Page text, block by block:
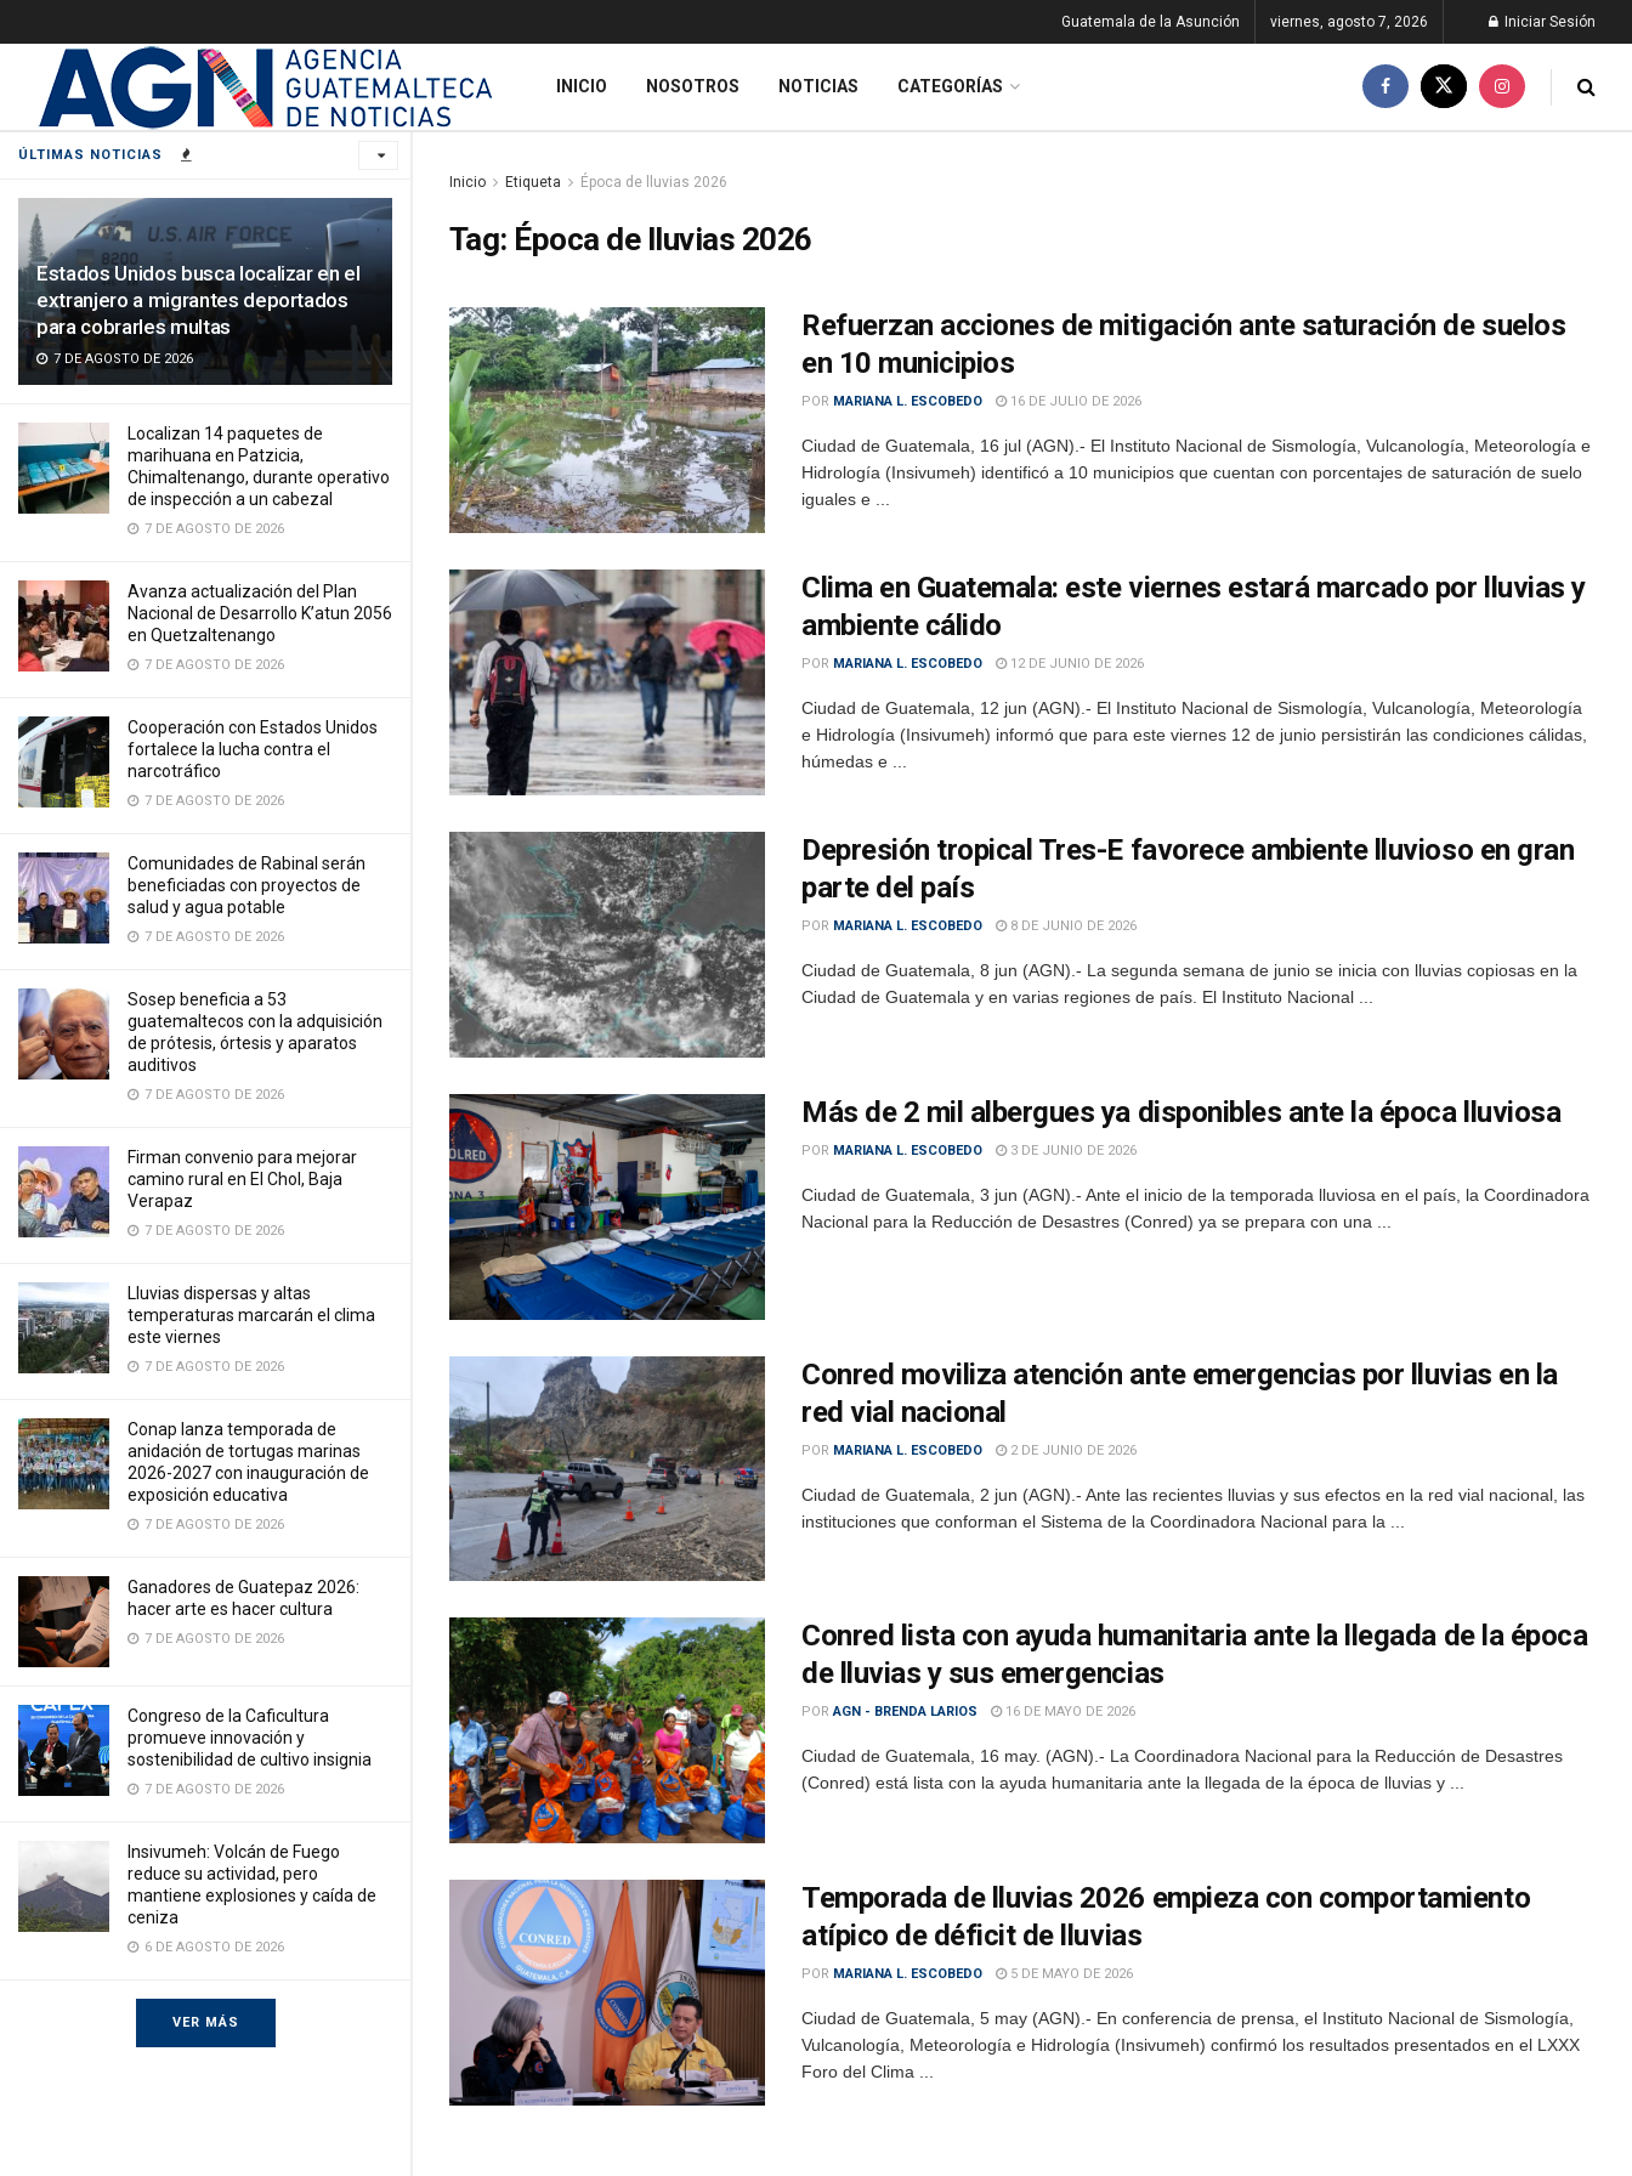
ÚLTIMAS NOTICIAS
Estados Unidos busca localizar en el
extranjero a migrantes deportados
para cobrarles multas
7 DE AGOSTO DE 2026
Localizan 14 paquetes de
marihuana en Patzicia,
Chimaltenango, durante operativo
de inspección a un cabezal
7 DE AGOSTO DE 2026
Avanza actualización del Plan
Nacional de Desarrollo K’atun 2056
en Quetzaltenango
7 DE AGOSTO DE 2026
Cooperación con Estados Unidos
fortalece la lucha contra el
narcotráfico
7 DE AGOSTO DE 2026
Comunidades de Rabinal serán
beneficiadas con proyectos de
salud y agua potable
7 DE AGOSTO DE 2026
Sosep beneficia a 53
guatemaltecos con la adquisición
de prótesis, órtesis y aparatos
auditivos
7 DE AGOSTO DE 2026
Firman convenio para mejorar
camino rural en El Chol, Baja
Verapaz
7 DE AGOSTO DE 2026
Lluvias dispersas y altas
temperaturas marcarán el clima
este viernes
7 DE AGOSTO DE 2026
Conap lanza temporada de
anidación de tortugas marinas
2026-2027 con inauguración de
exposición educativa
7 DE AGOSTO DE 2026
Ganadores de Guatepaz 2026:
hacer arte es hacer cultura
7 DE AGOSTO DE 2026
Congreso de la Caficultura
promueve innovación y
sostenibilidad de cultivo insignia
7 DE AGOSTO DE 2026
Insivumeh: Volcán de Fuego
reduce su actividad, pero
mantiene explosiones y caída de
ceniza
6 DE AGOSTO DE 2026
VER MÁS
Guatemala de la Asunción viernes, agosto 7, 2026 Iniciar Sesión
INICIO NOSOTROS NOTICIAS CATEGORÍAS
Inicio Etiqueta Época de lluvias 2026
Tag: Época de lluvias 2026
Refuerzan acciones de mitigación ante saturación de suelos
en 10 municipios
POR MARIANA L. ESCOBEDO 16 DE JULIO DE 2026
Ciudad de Guatemala, 16 jul (AGN).- El Instituto Nacional de Sismología, Vulcanología, Meteorología e
Hidrología (Insivumeh) identificó a 10 municipios que cuentan con porcentajes de saturación de suelo
iguales e ...
Clima en Guatemala: este viernes estará marcado por lluvias y
ambiente cálido
POR MARIANA L. ESCOBEDO 12 DE JUNIO DE 2026
Ciudad de Guatemala, 12 jun (AGN).- El Instituto Nacional de Sismología, Vulcanología, Meteorología
e Hidrología (Insivumeh) informó que para este viernes 12 de junio persistirán las condiciones cálidas,
húmedas e ...
Depresión tropical Tres-E favorece ambiente lluvioso en gran
parte del país
POR MARIANA L. ESCOBEDO 8 DE JUNIO DE 2026
Ciudad de Guatemala, 8 jun (AGN).- La segunda semana de junio se inicia con lluvias copiosas en la
Ciudad de Guatemala y en varias regiones de país. El Instituto Nacional ...
Más de 2 mil albergues ya disponibles ante la época lluviosa
POR MARIANA L. ESCOBEDO 3 DE JUNIO DE 2026
Ciudad de Guatemala, 3 jun (AGN).- Ante el inicio de la temporada lluviosa en el país, la Coordinadora
Nacional para la Reducción de Desastres (Conred) ya se prepara con una ...
Conred moviliza atención ante emergencias por lluvias en la
red vial nacional
POR MARIANA L. ESCOBEDO 2 DE JUNIO DE 2026
Ciudad de Guatemala, 2 jun (AGN).- Ante las recientes lluvias y sus efectos en la red vial nacional, las
instituciones que conforman el Sistema de la Coordinadora Nacional para la ...
Conred lista con ayuda humanitaria ante la llegada de la época
de lluvias y sus emergencias
POR AGN - BRENDA LARIOS 16 DE MAYO DE 2026
Ciudad de Guatemala, 16 may. (AGN).- La Coordinadora Nacional para la Reducción de Desastres
(Conred) está lista con la ayuda humanitaria ante la llegada de la época de lluvias y ...
Temporada de lluvias 2026 empieza con comportamiento
atípico de déficit de lluvias
POR MARIANA L. ESCOBEDO 5 DE MAYO DE 2026
Ciudad de Guatemala, 5 may (AGN).- En conferencia de prensa, el Instituto Nacional de Sismología,
Vulcanología, Meteorología e Hidrología (Insivumeh) confirmó los resultados presentados en el LXXX
Foro del Clima ...